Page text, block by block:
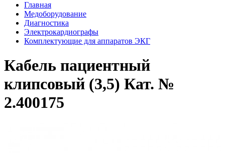
Главная
Медоборудование
Диагностика
Электрокардиографы
Комплектующие для аппаратов ЭКГ
Кабель пациентный
клипсовый (3,5) Кат. №
2.400175